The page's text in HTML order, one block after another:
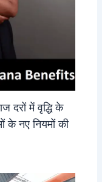
दरों में वृद्धि के
के नए नियमों की